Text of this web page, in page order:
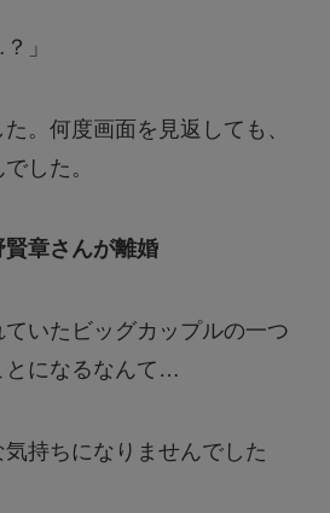
」
。何度画面を見返しても、
した。
章さんが離婚
いたビッグカップルの一つ
とになるなんて…
持ちになりませんでした